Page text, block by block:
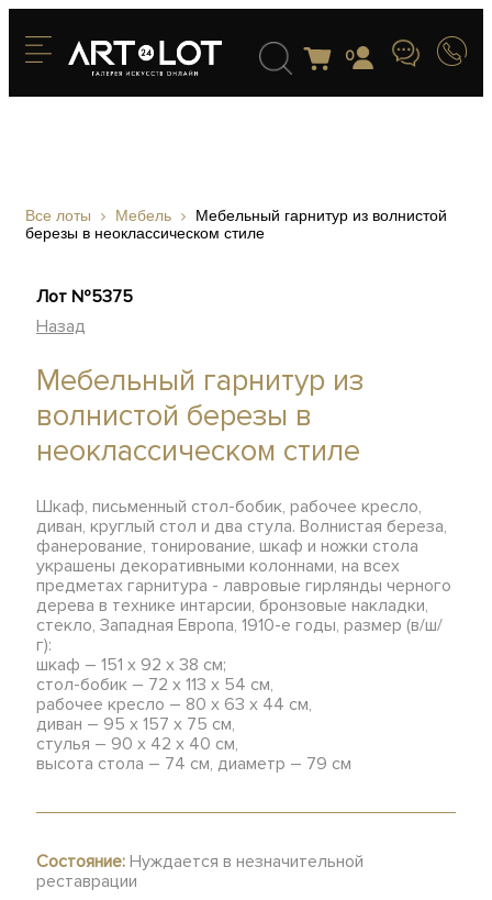
0
Все лоты Мебель
Мебельный гарнитур из волнистой
березы в неоклассическом стиле
Лот №5375
Назад
Мебельный гарнитур из
волнистой березы в
неоклассическом стиле
Шкаф, письменный стол-бобик, рабочее кресло,
диван, круглый стол и два стула. Волнистая береза,
фанерование, тонирование, шкаф и ножки стола
украшены декоративными колоннами, на всех
предметах гарнитура - лавровые гирлянды черного
дерева в технике интарсии, бронзовые накладки,
стекло, Западная Европа, 1910-е годы, размер (в/ш/
г):
шкаф – 151 х 92 х 38 см;
стол-бобик – 72 х 113 х 54 см,
рабочее кресло – 80 х 63 х 44 см,
диван – 95 х 157 х 75 см,
стулья – 90 х 42 х 40 см,
высота стола – 74 см, диаметр – 79 см
Состояние: Нуждается в незначительной
реставрации